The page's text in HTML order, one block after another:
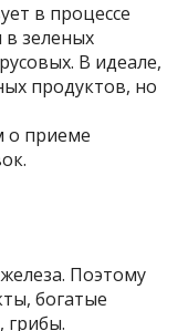
в процессе
в зеленых
В идеале,
продуктов, но
о приеме
Поэтому
богатые
грибы.